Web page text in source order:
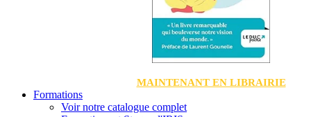
MAINTENANT EN LIBRAIRIE
Formations
Voir notre catalogue complet